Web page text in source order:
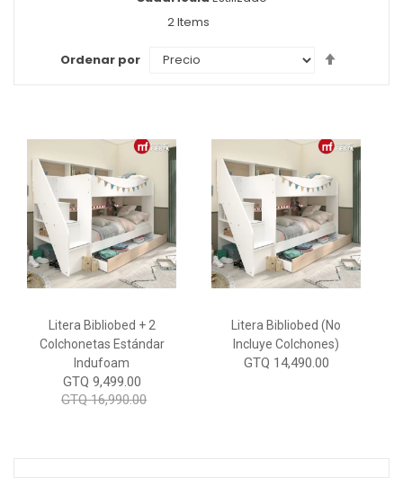
como
2Items
Ordenar por
Litera Bibliobed + 2
Colchonetas Estándar
Indufoam
GTQ 9,499.00
GTQ 16,990.00
Litera Bibliobed (No
Incluye Colchones)
GTQ 14,490.00